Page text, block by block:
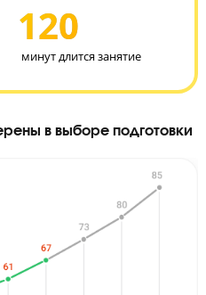
за каждым ребенком
с поддержкой видеокурса
120
минут длится занятие
в выборе